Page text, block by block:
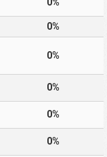
0%
0%
0%
0%
0%